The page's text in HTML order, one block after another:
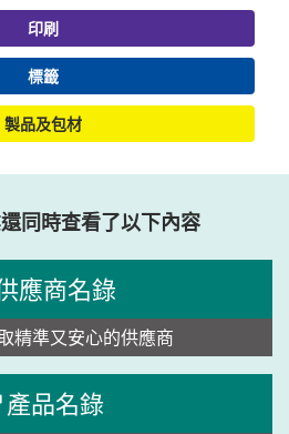
印刷
標籤
製品及包材
同時查看了以下內容
應商名錄
精準又安心的供應商
產品名錄